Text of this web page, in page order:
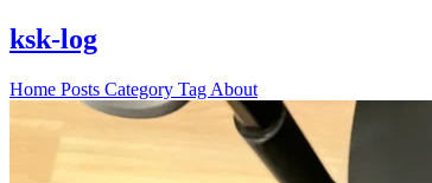
ksk-log
Home Posts Category Tag About